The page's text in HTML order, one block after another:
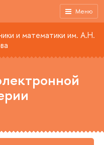
Меню
и математики им. А.Н.